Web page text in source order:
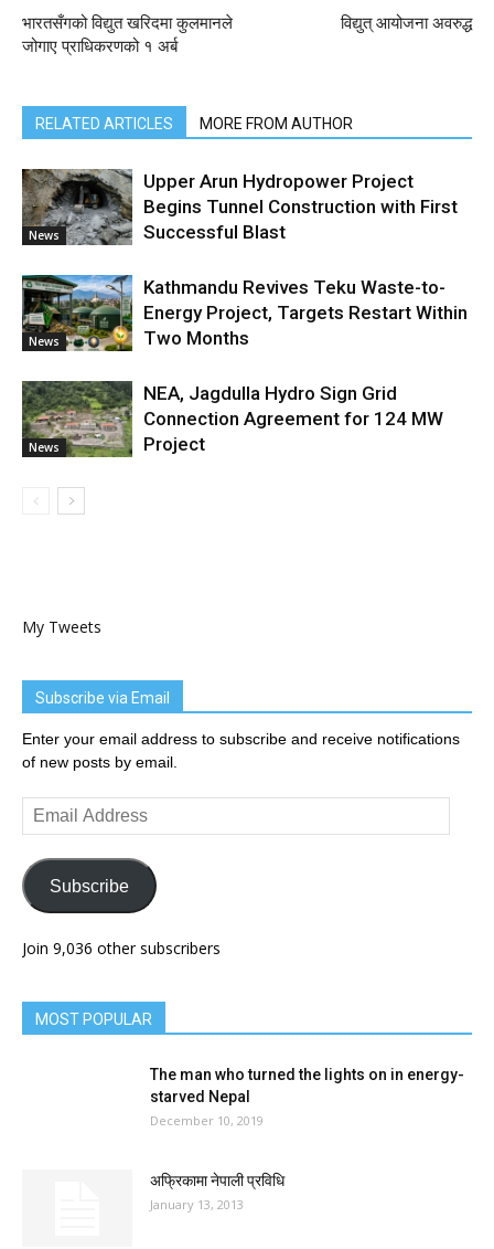
भारतसँगको विद्युत खरिदमा कुलमानले
जोगाए प्राधिकरणको १ अर्ब
विद्युत् आयोजना अवरुद्ध
RELATED ARTICLES MORE FROM AUTHOR
News
Upper Arun Hydropower Project
Begins Tunnel Construction with First
Successful Blast
News
Kathmandu Revives Teku Waste-to-
Energy Project, Targets Restart Within
Two Months
News
NEA, Jagdulla Hydro Sign Grid
Connection Agreement for 124 MW
Project
My Tweets
Subscribe via Email
Enter your email address to subscribe and receive notifications
of new posts by email.
Email
Address
Subscribe
Join 9,036 other subscribers
MOST POPULAR
The man who turned the lights on in energy-
starved Nepal
December 10, 2019
अफ्रिकामा नेपाली प्रविधि
January 13, 2013